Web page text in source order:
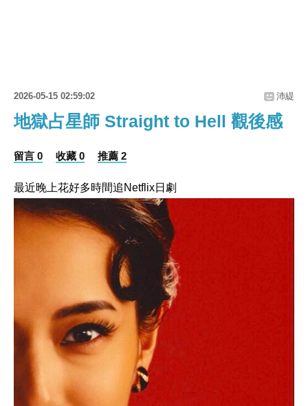
2026-05-15 02:59:02 沛緹
地獄占星師 Straight to Hell 觀後感
留言 0 收藏 0 推薦 2
最近晚上花好多時間追Netflix日劇